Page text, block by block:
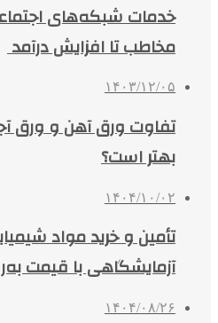
مخاطب تا افزایش درآمد
۱۴۰۳/۱۲/۰۵
تفاوت ورق آهن و ورق
بهتر است؟
۱۴۰۴/۱۰/۰۲
تأمین و خرید مواد
آزمایشگاهی با قیمت
۱۴۰۴/۰۸/۲۶